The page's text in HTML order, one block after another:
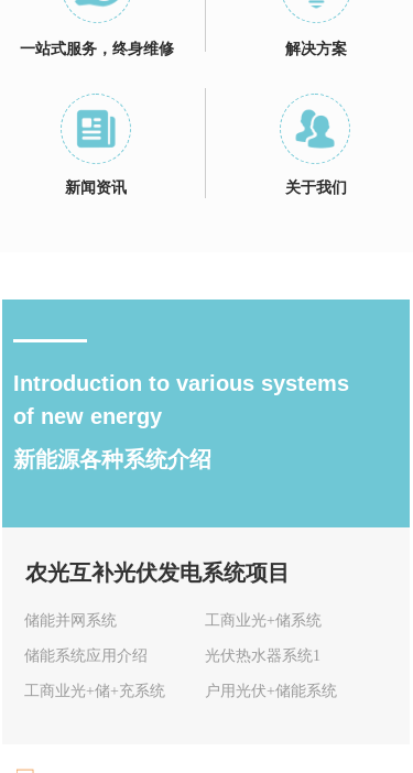
一站式服务，终身维修 解决方案
新闻资讯 关于我们
Introduction to various systems
of new energy
新能源各种系统介绍
农光互补光伏发电系统项目
储能并网系统
储能系统应用介绍
工商业光+储+充系统
工商业光+储系统
光伏热水器系统1
户用光伏+储能系统